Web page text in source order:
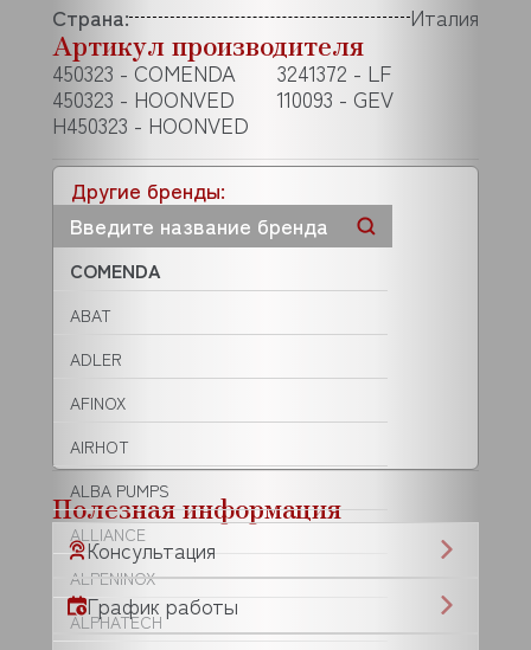
Другие бренды:
COMENDA
ABAT
ADLER
AFINOX
AIRHOT
ALBA PUMPS
ALLIANCE
ALPENINOX
ALPHATECH
Страна:
Италия
Артикул производителя
450323 - COMENDA
450323 - HOONVED
H450323 - HOONVED
3241372 - LF
110093 - GEV
Полезная информация
Консультация
График работы